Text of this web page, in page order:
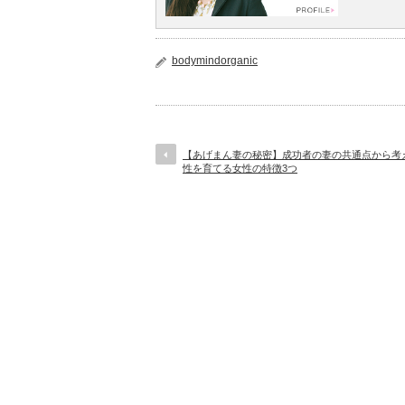
bodymindorganic
【あげまん妻の秘密】成功者の妻の共通点から考
性を育てる女性の特徴3つ